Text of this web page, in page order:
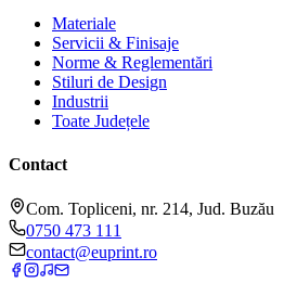
Materiale
Servicii & Finisaje
Norme & Reglementări
Stiluri de Design
Industrii
Toate Județele
Contact
Com. Topliceni, nr. 214, Jud. Buzău
0750 473 111
contact@euprint.ro